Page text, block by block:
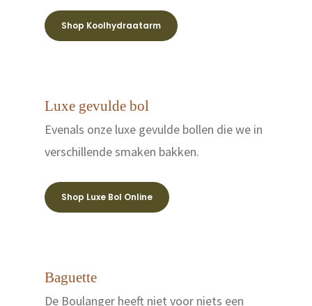
Shop Koolhydraatarm
Luxe gevulde bol
Evenals onze luxe gevulde bollen die we in
verschillende smaken bakken.
Shop Luxe Bol Online
Baguette
De Boulanger heeft niet voor niets een
(Café) De Boulanger is